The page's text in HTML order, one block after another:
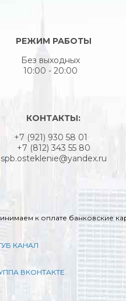
РЕЖИМ РАБОТЫ
Без выходных
10:00 - 20:00
КОНТАКТЫ:
+7 (921) 930 58 01
+7 (812) 343 55 80
spb.osteklenie@yandex.ru
к оплате банковские
КАНАЛ
ВКОНТАКТЕ